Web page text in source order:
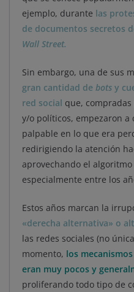
ejemplo, durante las
de documentos secretos
Wall Street.
Sin embargo, una de sus
gran cantidad de bots y
red social que,
y/o políticos, empezaron a
palpable en lo que era
redirigiendo la atención
aprovechando el
especialmente entre los
Estos años marcan la
«derecha alternativa» o
las redes sociales (no
momento, los
eran muy pocos y
proliferando todo tipo de